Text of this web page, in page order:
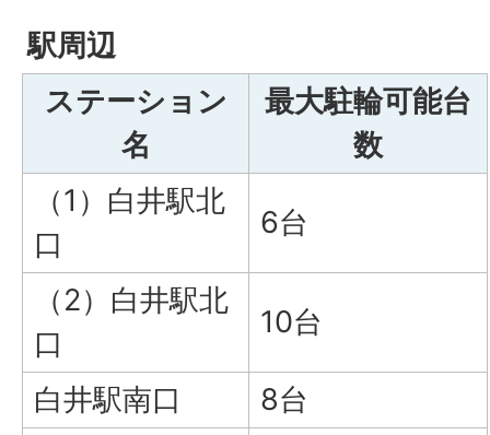
駅周辺
ステーション
名
最大駐輪可能台
数
（1）白井駅北
口
6台
（2）白井駅北
口
10台
白井駅南口
8台